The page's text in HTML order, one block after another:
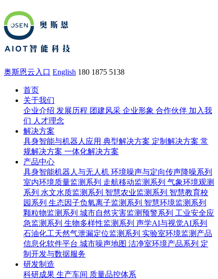
奥斯恩云入口 English 180 1875 5138
首页
关于我们
企业介绍 发展历程 团建风采 企业形象 合作伙伴 加入我
们 人才理念
解决方案
具身智能与机器人应用 典型解决方案 定制解决方案 常
规解决方案 一体化解决方案
产品中心
具身智能机器人与无人机 环境噪声与定向传声降噪系列
室内环境质量监测系列 走航移动监测系列 气象环境观测
系列 水文水质监测系列 智慧农业监测系列 智慧教育校
园系列 生态因子负氧离子监测系列 智慧环境监测系列
颗粒物监测系列 城市自然灾害监测预警系列 工业安全应
急监测系列 生物多样性监测系列 声学AI与视觉AI系列
石油化工天然气泄漏定位监测系列 实验室环境监测产品
信息化软件平台 城市噪声地图 洁净室环境产品系列 定
制开发与数据服务
研发制造
科研成果 生产车间 质量品控体系